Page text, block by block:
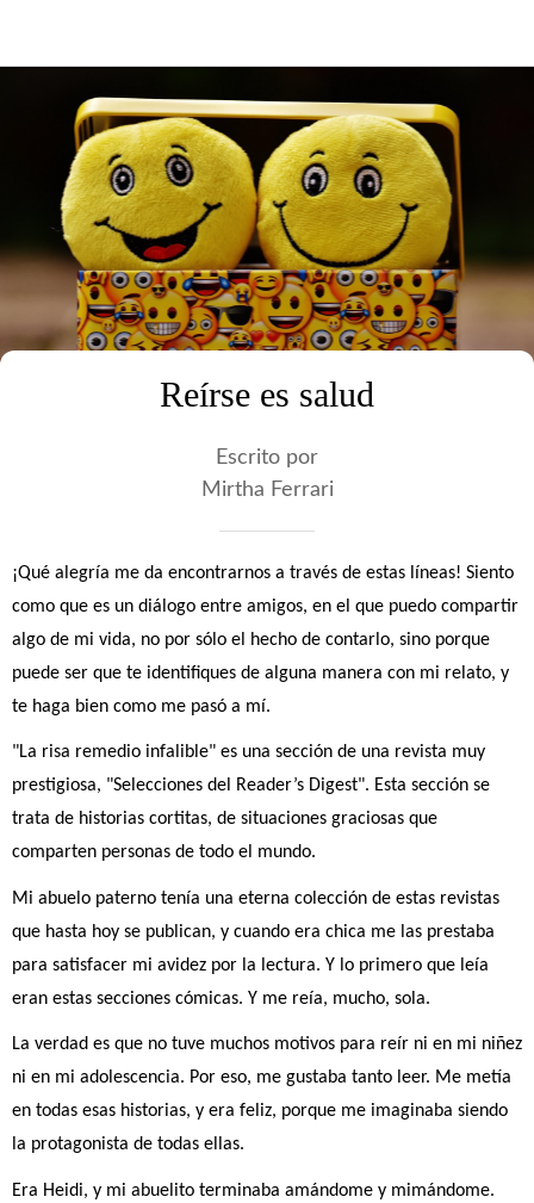
Reírse es salud
Escrito por
Mirtha Ferrari
¡Qué alegría me da encontrarnos a través de estas líneas! Siento
como que es un diálogo entre amigos, en el que puedo compartir
algo de mi vida, no por sólo el hecho de contarlo, sino porque
puede ser que te identifiques de alguna manera con mi relato, y
te haga bien como me pasó a mí.
"La risa remedio infalible" es una sección de una revista muy
prestigiosa, "Selecciones del Reader’s Digest". Esta sección se
trata de historias cortitas, de situaciones graciosas que
comparten personas de todo el mundo.
Mi abuelo paterno tenía una eterna colección de estas revistas
que hasta hoy se publican, y cuando era chica me las prestaba
para satisfacer mi avidez por la lectura. Y lo primero que leía
eran estas secciones cómicas. Y me reía, mucho, sola.
La verdad es que no tuve muchos motivos para reír ni en mi niñez
ni en mi adolescencia. Por eso, me gustaba tanto leer. Me metía
en todas esas historias, y era feliz, porque me imaginaba siendo
la protagonista de todas ellas.
Era Heidi, y mi abuelito terminaba amándome y mimándome.